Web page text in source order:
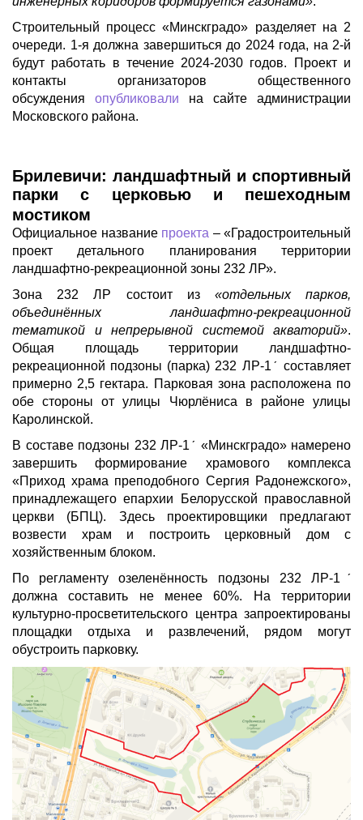
Строительный процесс «Минскградо» разделяет на 2
очереди. 1-я должна завершиться до 2024 года, на 2-й
будут работать в течение 2024-2030 годов. Проект и
контакты организаторов общественного
обсуждения опубликовали на сайте администрации
Московского района.
Брилевичи: ландшафтный и спортивный
парки с церковью и пешеходным
мостиком
Официальное название проекта – «Градостроительный
проект детального планирования территории
ландшафтно-рекреационной зоны 232 ЛР».
Зона 232 ЛР состоит из «отдельных парков,
объединённых ландшафтно-рекреационной
тематикой и непрерывной системой акваторий».
Общая площадь территории ландшафтно-
рекреационной подзоны (парка) 232 ЛР-1ˊ составляет
примерно 2,5 гектара. Парковая зона расположена по
обе стороны от улицы Чюрлёниса в районе улицы
Каролинской.
В составе подзоны 232 ЛР-1ˊ «Минскградо» намерено
завершить формирование храмового комплекса
«Приход храма преподобного Сергия Радонежского»,
принадлежащего епархии Белорусской православной
церкви (БПЦ). Здесь проектировщики предлагают
возвести храм и построить церковный дом с
хозяйственным блоком.
По регламенту озеленённость подзоны 232 ЛР-1ˊ
должна составить не менее 60%. На территории
культурно-просветительского центра запроектированы
площадки отдыха и развлечений, рядом могут
обустроить парковку.